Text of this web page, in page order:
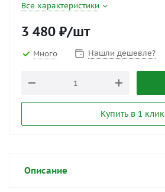
Все характеристики
3 480 ₽/шт
Много Нашли дешевле?
Купить в 1 клик
Описание